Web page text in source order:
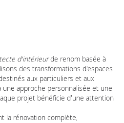
d'intérieurde renom basée à
des transformations d'espaces
aux particuliers et aux
une approche personnalisée et une
projet bénéficie d'une attention
la rénovation complète,